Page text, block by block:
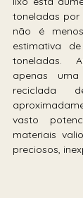
toneladas por
não é
estimativa
toneladas.
apenas
reciclada
vasto
materiais
preciosos,